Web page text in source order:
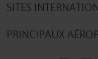
SITES
PRINCIPAUX